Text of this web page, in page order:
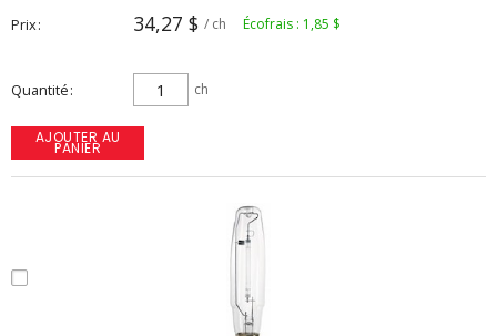
Prix 34,27 $ / ch Écofrais : 1,85 $
Quantité ch
AJOUTER AU
PANIER